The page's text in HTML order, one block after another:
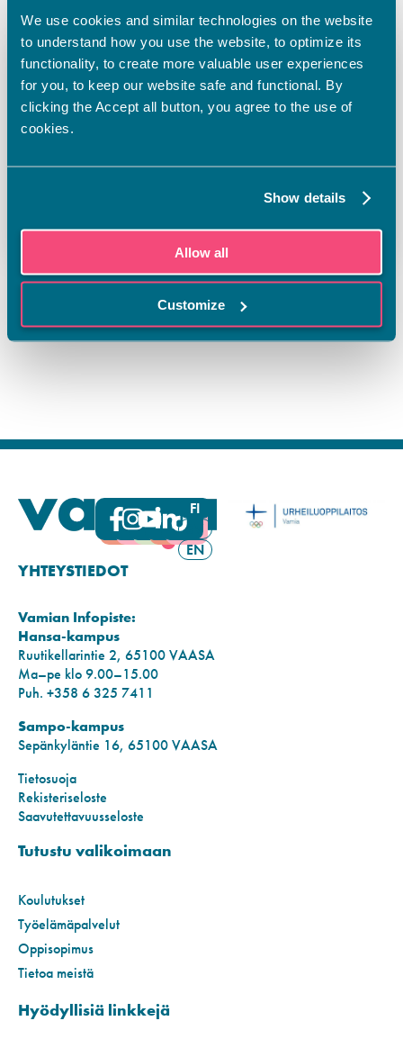
We use cookies and similar technologies on the website
to understand how you use the website, to optimize its
functionality, to create more valuable user experiences
for you, to keep our website safe and functional. By
clicking the Accept all button, you agree to the use of
cookies.
Show details
Allow all
Customize
Katso lisää esitteestä
Lisätietoja
FI
SV
EN
YHTEYSTIEDOT
Vamian Infopiste:
Hansa-kampus
Ruutikellarintie 2, 65100 VAASA
Ma–pe klo 9.00–15.00
Puh. +358 6 325 7411
Sampo-kampus
Sepänkyläntie 16, 65100 VAASA
Tietosuoja
Rekisteriseloste
Saavutettavuusseloste
Tutustu valikoimaan
Koulutukset
Työelämäpalvelut
Oppisopimus
Tietoa meistä
Hyödyllisiä linkkejä